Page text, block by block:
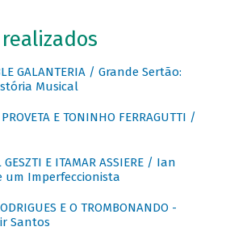
GALANTERIA / Grande Sertão:
Musical
E TONINHO FERRAGUTTI /
GESZTI E ITAMAR ASSIERE / Ian
um Imperfeccionista
E O TROMBONANDO -
Santos